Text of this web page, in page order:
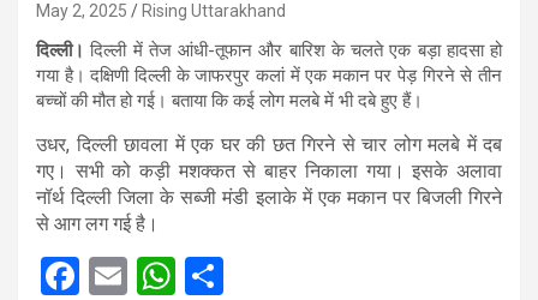
May 2, 2025 Rising Uttarakhand
दिल्ली।दिल्ली में तेज आंधी-तूफान और बारिश के चलते एक बड़ा हादसा हो
गया है। दक्षिणी दिल्ली के जाफरपुर कलां में एक मकान पर पेड़ गिरने से तीन
बच्चों की मौत हो गई। बताया कि कई लोग मलबे में भी दबे हुए हैं।
उधर, दिल्ली छावला में एक घर की छत गिरने से चार लोग मलबे में दब
गए। सभी को कड़ी मशक्कत से बाहर निकाला गया। इसके अलावा
नॉर्थ दिल्ली जिला के सब्जी मंडी इलाके में एक मकान पर बिजली गिरने
से आग लग गई है।
F
E
W